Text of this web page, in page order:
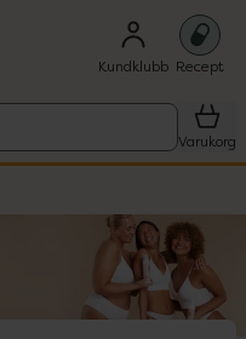
Kundklubb Recept
Varukorg